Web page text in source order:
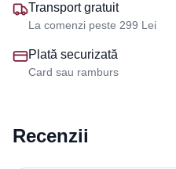
Transport gratuit
La comenzi peste 299 Lei
Plată securizată
Card sau ramburs
Recenzii